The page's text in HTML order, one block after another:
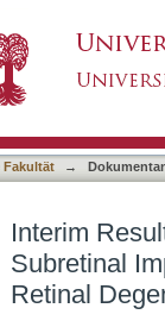
Trial
Retinal
Fakultät →
Interim
Subretinal
Retinal